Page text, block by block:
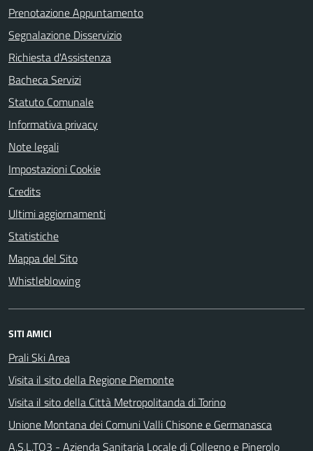
Prenotazione Appuntamento
Segnalazione Disservizio
Richiesta d'Assistenza
Bacheca Servizi
Statuto Comunale
Informativa privacy
Note legali
Impostazioni Cookie
Credits
Ultimi aggiornamenti
Statistiche
Mappa del Sito
Whistleblowing
SITI AMICI
Prali Ski Area
Visita il sito della Regione Piemonte
Visita il sito della Città Metropolitanda di Torino
Unione Montana dei Comuni Valli Chisone e Germanasca
A.S.L.TO3 - Azienda Sanitaria Locale di Collegno e Pinerolo